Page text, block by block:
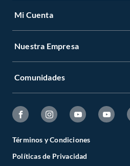
Mi Cuenta
Nuestra Empresa
Comunidades
Términos y Condiciones
Políticas de Privacidad